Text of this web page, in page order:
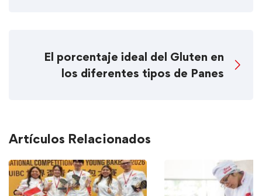
El porcentaje ideal del Gluten en
los diferentes tipos de Panes
Artículos Relacionados